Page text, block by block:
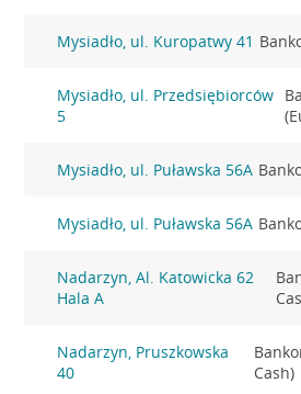
Mysiadło, ul. Kuropatwy 41
Mysiadło, ul. Przedsiębiorców
5
Mysiadło, ul. Puławska 56A
Mysiadło, ul. Puławska 56A
Nadarzyn, Al. Katowicka 62
Hala A
Nadarzyn, Pruszkowska
40
Cash)